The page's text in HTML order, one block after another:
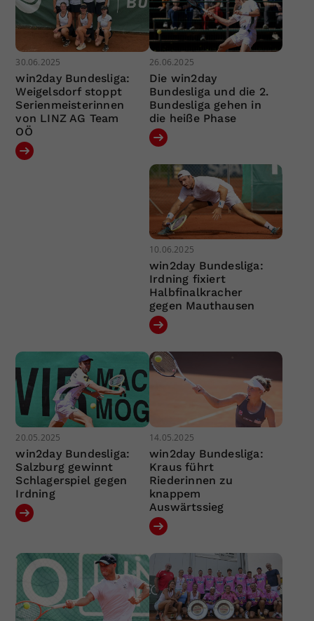
30.06.2025
win2day Bundesliga:
Weigelsdorf stoppt
Serienmeisterinnen
von LINZ AG Team
OÖ
26.06.2025
Die win2day
Bundesliga und die 2.
Bundesliga gehen in
die heiße Phase
10.06.2025
win2day Bundesliga:
Irdning fixiert
Halbfinalkracher
gegen Mauthausen
20.05.2025
win2day Bundesliga:
Salzburg gewinnt
Schlagerspiel gegen
Irdning
14.05.2025
win2day Bundesliga:
Kraus führt
Riederinnen zu
knappem
Auswärtssieg